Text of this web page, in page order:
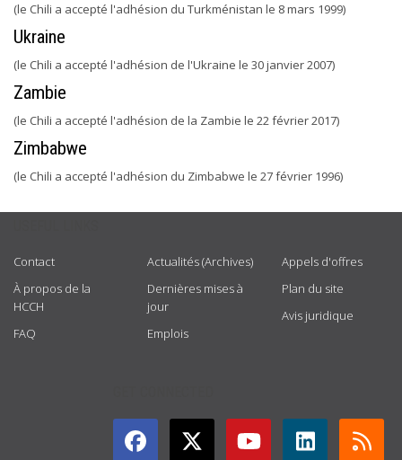
(le Chili a accepté l'adhésion du Turkménistan le 8 mars 1999)
Ukraine
(le Chili a accepté l'adhésion de l'Ukraine le 30 janvier 2007)
Zambie
(le Chili a accepté l'adhésion de la Zambie le 22 février 2017)
Zimbabwe
(le Chili a accepté l'adhésion du Zimbabwe le 27 février 1996)
Contact
À propos de la
HCCH
FAQ
Actualités (Archives)
Dernières mises à
jour
Emplois
Appels d'offres
Plan du site
Avis juridique